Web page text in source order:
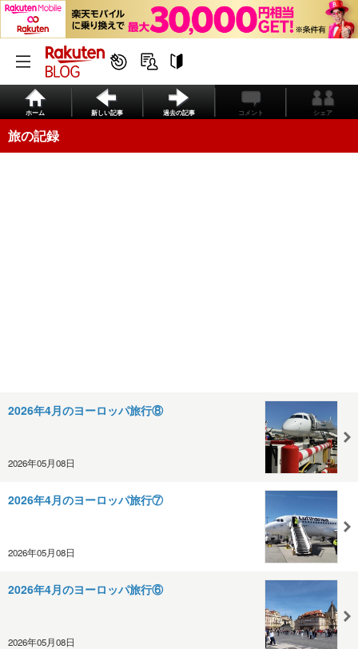
ホーム 新しい記事 過去の記事 コメント シェア
旅の記録
2026年4月のヨーロッパ旅行⑧
2026年05月08日
2026年4月のヨーロッパ旅行⑦
2026年05月08日
2026年4月のヨーロッパ旅行⑥
2026年05月08日